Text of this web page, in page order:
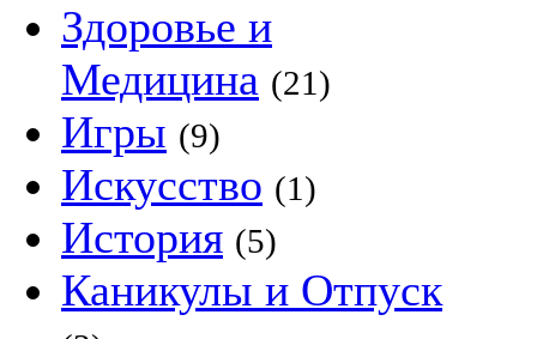
Здоровье и
Медицина (21)
Игры (9)
Искусство (1)
История (5)
Каникулы и Отпуск